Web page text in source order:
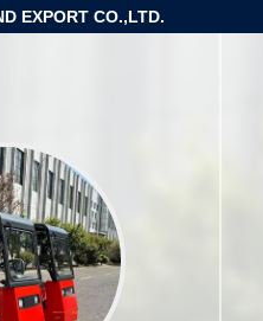
EXPORT CO.,LTD.